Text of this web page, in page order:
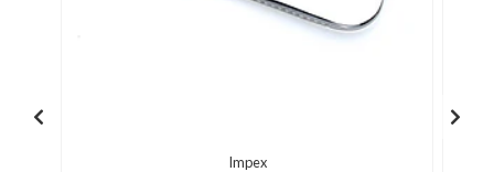
Impex